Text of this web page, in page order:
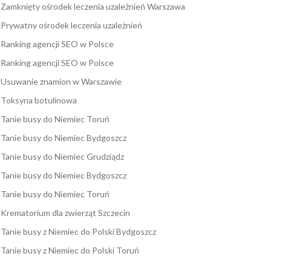
Zamknięty ośrodek leczenia uzależnień Warszawa
Prywatny ośrodek leczenia uzależnień
Ranking agencji SEO w Polsce
Ranking agencji SEO w Polsce
Usuwanie znamion w Warszawie
Toksyna botulinowa
Tanie busy do Niemiec Toruń
Tanie busy do Niemiec Bydgoszcz
Tanie busy do Niemiec Grudziądz
Tanie busy do Niemiec Bydgoszcz
Tanie busy do Niemiec Toruń
Krematorium dla zwierząt Szczecin
Tanie busy z Niemiec do Polski Bydgoszcz
Tanie busy z Niemiec do Polski Toruń